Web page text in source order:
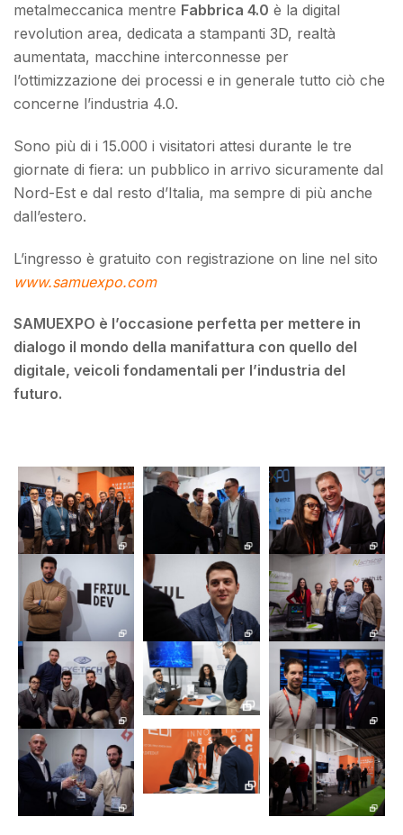
metalmeccanica mentre Fabbrica 4.0 è la digital
revolution area, dedicata a stampanti 3D, realtà
aumentata, macchine interconnesse per
l’ottimizzazione dei processi e in generale tutto ciò che
concerne l’industria 4.0.
Sono più di i 15.000 i visitatori attesi durante le tre
giornate di fiera: un pubblico in arrivo sicuramente dal
Nord-Est e dal resto d’Italia, ma sempre di più anche
dall’estero.
L’ingresso è gratuito con registrazione on line nel sito
www.samuexpo.com
SAMUEXPO è l’occasione perfetta per mettere in
dialogo il mondo della manifattura con quello del
digitale, veicoli fondamentali per l’industria del
futuro.